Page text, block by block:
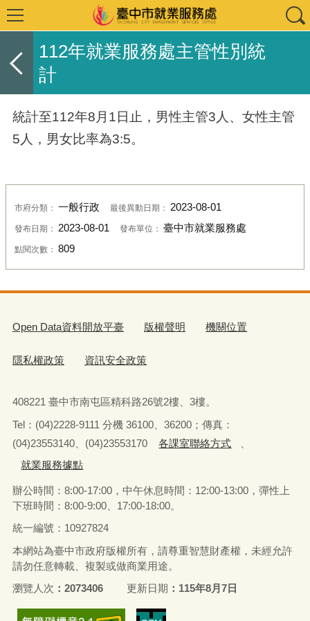
112年就業服務處主管性別統
計
統計至112年8月1日止，男性主管3人、女性主管
5人，男女比率為3:5。
市府分類： 一般行政 最後異動日期： 2023-08-01
發布日期： 2023-08-01 發布單位： 臺中市就業服務處
點閱次數： 809
Open Data資料開放平臺 版權聲明 機關位置
隱私權政策 資訊安全政策
408221 臺中市南屯區精科路26號2樓、3樓。
Tel： (04)2228-9111 分機 36100、36200；傳真：
(04)23553140、(04)23553170
各課室聯絡方式
就業服務據點
辦公時間：8:00-17:00，中午休息時間：12:00-13:00， 彈性上
下班時間：8:00-9:00、17:00-18:00。
統一編號：10927824
本網站為臺中市政府版權所有，請尊重智慧財產權，未經允許
請勿任意轉載、複製或做商業用途。
瀏覽人次
2073406 更新日期 115年8月7日